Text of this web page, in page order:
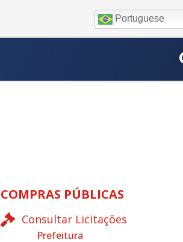
Portuguese
COMPRAS PÚBLICAS
Consultar Licitações
Prefeitura